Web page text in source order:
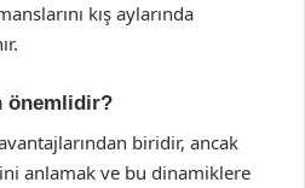
kış aylarında
önemlidir?
biridir, ancak
anlamak ve bu dinamiklere